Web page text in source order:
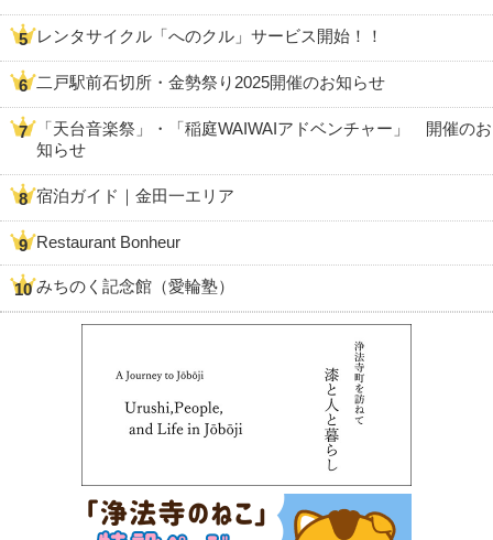
レンタサイクル「へのクル」サービス開始！！
二戸駅前石切所・金勢祭り2025開催のお知らせ
「天台音楽祭」・「稲庭WAIWAIアドベンチャー」 開催のお
知らせ
宿泊ガイド｜金田一エリア
Restaurant Bonheur
みちのく記念館（愛輪塾）